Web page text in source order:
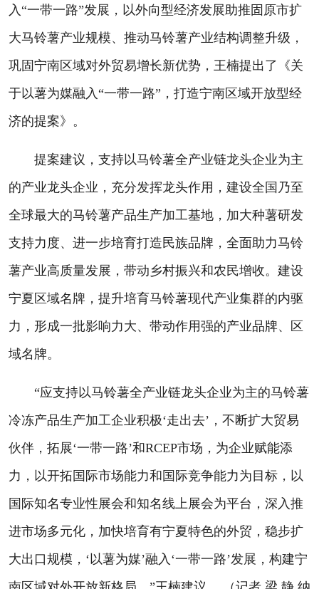
入“一带一路”发展，以外向型经济发展助推固原市扩
大马铃薯产业规模、推动马铃薯产业结构调整升级，
巩固宁南区域对外贸易增长新优势，王楠提出了《关
于以薯为媒融入“一带一路”，打造宁南区域开放型经
济的提案》。
提案建议，支持以马铃薯全产业链龙头企业为主
的产业龙头企业，充分发挥龙头作用，建设全国乃至
全球最大的马铃薯产品生产加工基地，加大种薯研发
支持力度、进一步培育打造民族品牌，全面助力马铃
薯产业高质量发展，带动乡村振兴和农民增收。建设
宁夏区域名牌，提升培育马铃薯现代产业集群的内驱
力，形成一批影响力大、带动作用强的产业品牌、区
域名牌。
“应支持以马铃薯全产业链龙头企业为主的马铃薯
冷冻产品生产加工企业积极‘走出去’，不断扩大贸易
伙伴，拓展‘一带一路’和RCEP市场，为企业赋能添
力，以开拓国际市场能力和国际竞争能力为目标，以
国际知名专业性展会和知名线上展会为平台，深入推
进市场多元化，加快培育有宁夏特色的外贸，稳步扩
大出口规模，‘以薯为媒’融入‘一带一路’发展，构建宁